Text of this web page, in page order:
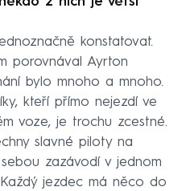
konstatovat.
porovnával Ayrton
bylo mnoho a mnoho.
kteří přímo nejezdí ve
voze, je trochu zcestné.
slavné piloty na
zazávodí v jednom
jezdec má něco do